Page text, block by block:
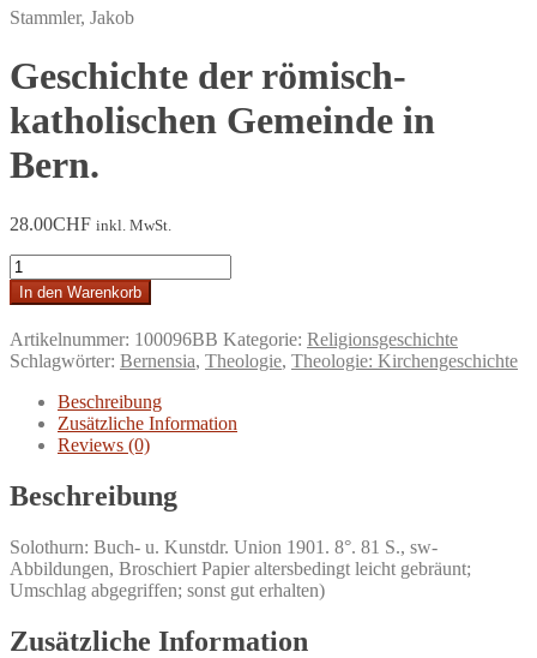
Stammler, Jakob
Geschichte der römisch-
katholischen Gemeinde in
Bern.
28.00CHF inkl. MwSt.
Geschichte
der
römisch-
katholischen
Gemeinde
in
Menge
In den Warenkorb
Artikelnummer: 100096BB Kategorie: Religionsgeschichte
Schlagwörter: Bernensia, Theologie, Theologie: Kirchengeschichte
Beschreibung
Zusätzliche Information
Reviews (0)
Beschreibung
Solothurn: Buch- u. Kunstdr. Union 1901. 8°. 81 S., sw-
Abbildungen, Broschiert Papier altersbedingt leicht gebräunt;
Umschlag abgegriffen; sonst gut erhalten)
Zusätzliche Information